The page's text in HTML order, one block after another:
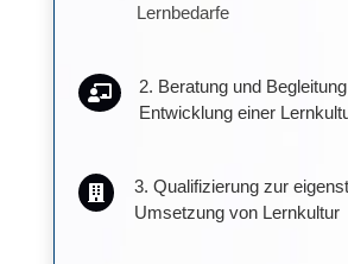
Lernbedarfe

2. Beratung und
Entwicklung einer

3. Qualifizierung zur
Umsetzung von Lernkultur